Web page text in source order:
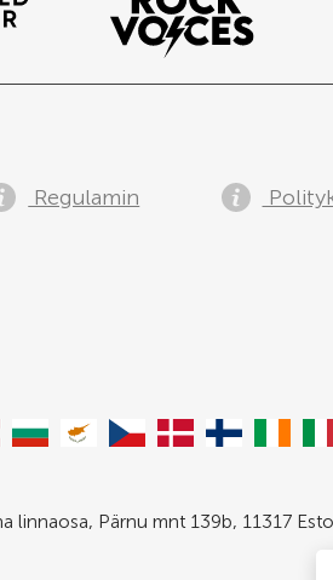
Regulamin
linnaosa, Pärnu mnt 139b, 11317